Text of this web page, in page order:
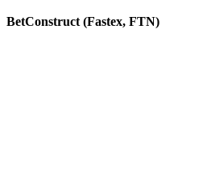
BetConstruct (Fastex, FTN)